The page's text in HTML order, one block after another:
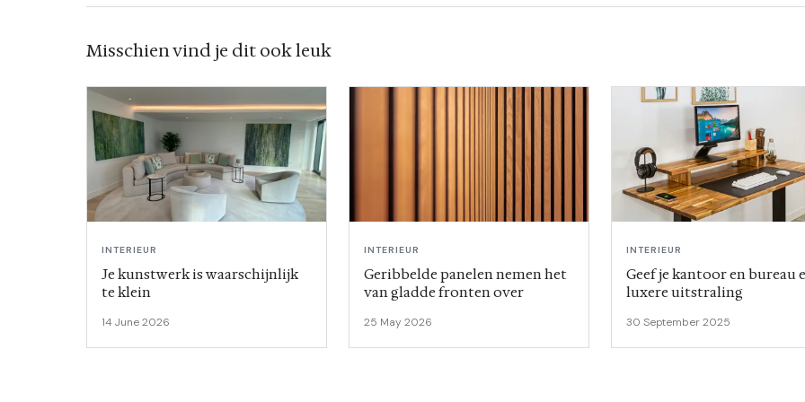
Misschien vind je dit ook leuk
INTERIEUR
Je kunstwerk is waarschijnlijk
te klein
14 June 2026
INTERIEUR
Geribbelde panelen nemen het
van gladde fronten over
25 May 2026
INTERIEUR
Geef je kantoor en bureau
luxere uitstraling
30 September 2025